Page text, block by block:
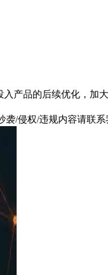
产品的后续优化，加
/侵权/违规内容请联系